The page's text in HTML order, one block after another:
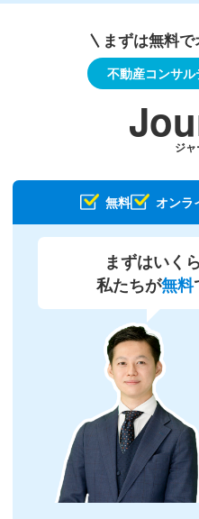
まずは無料
不動産コンサ
ジ
無料 オンラ
まずはいく
私たちが無料